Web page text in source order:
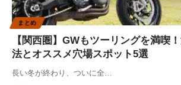
まとめ
【関西圏】GWもツーリングを満喫
法とオススメ穴場スポット5選
長い冬が終わり、ついに全…